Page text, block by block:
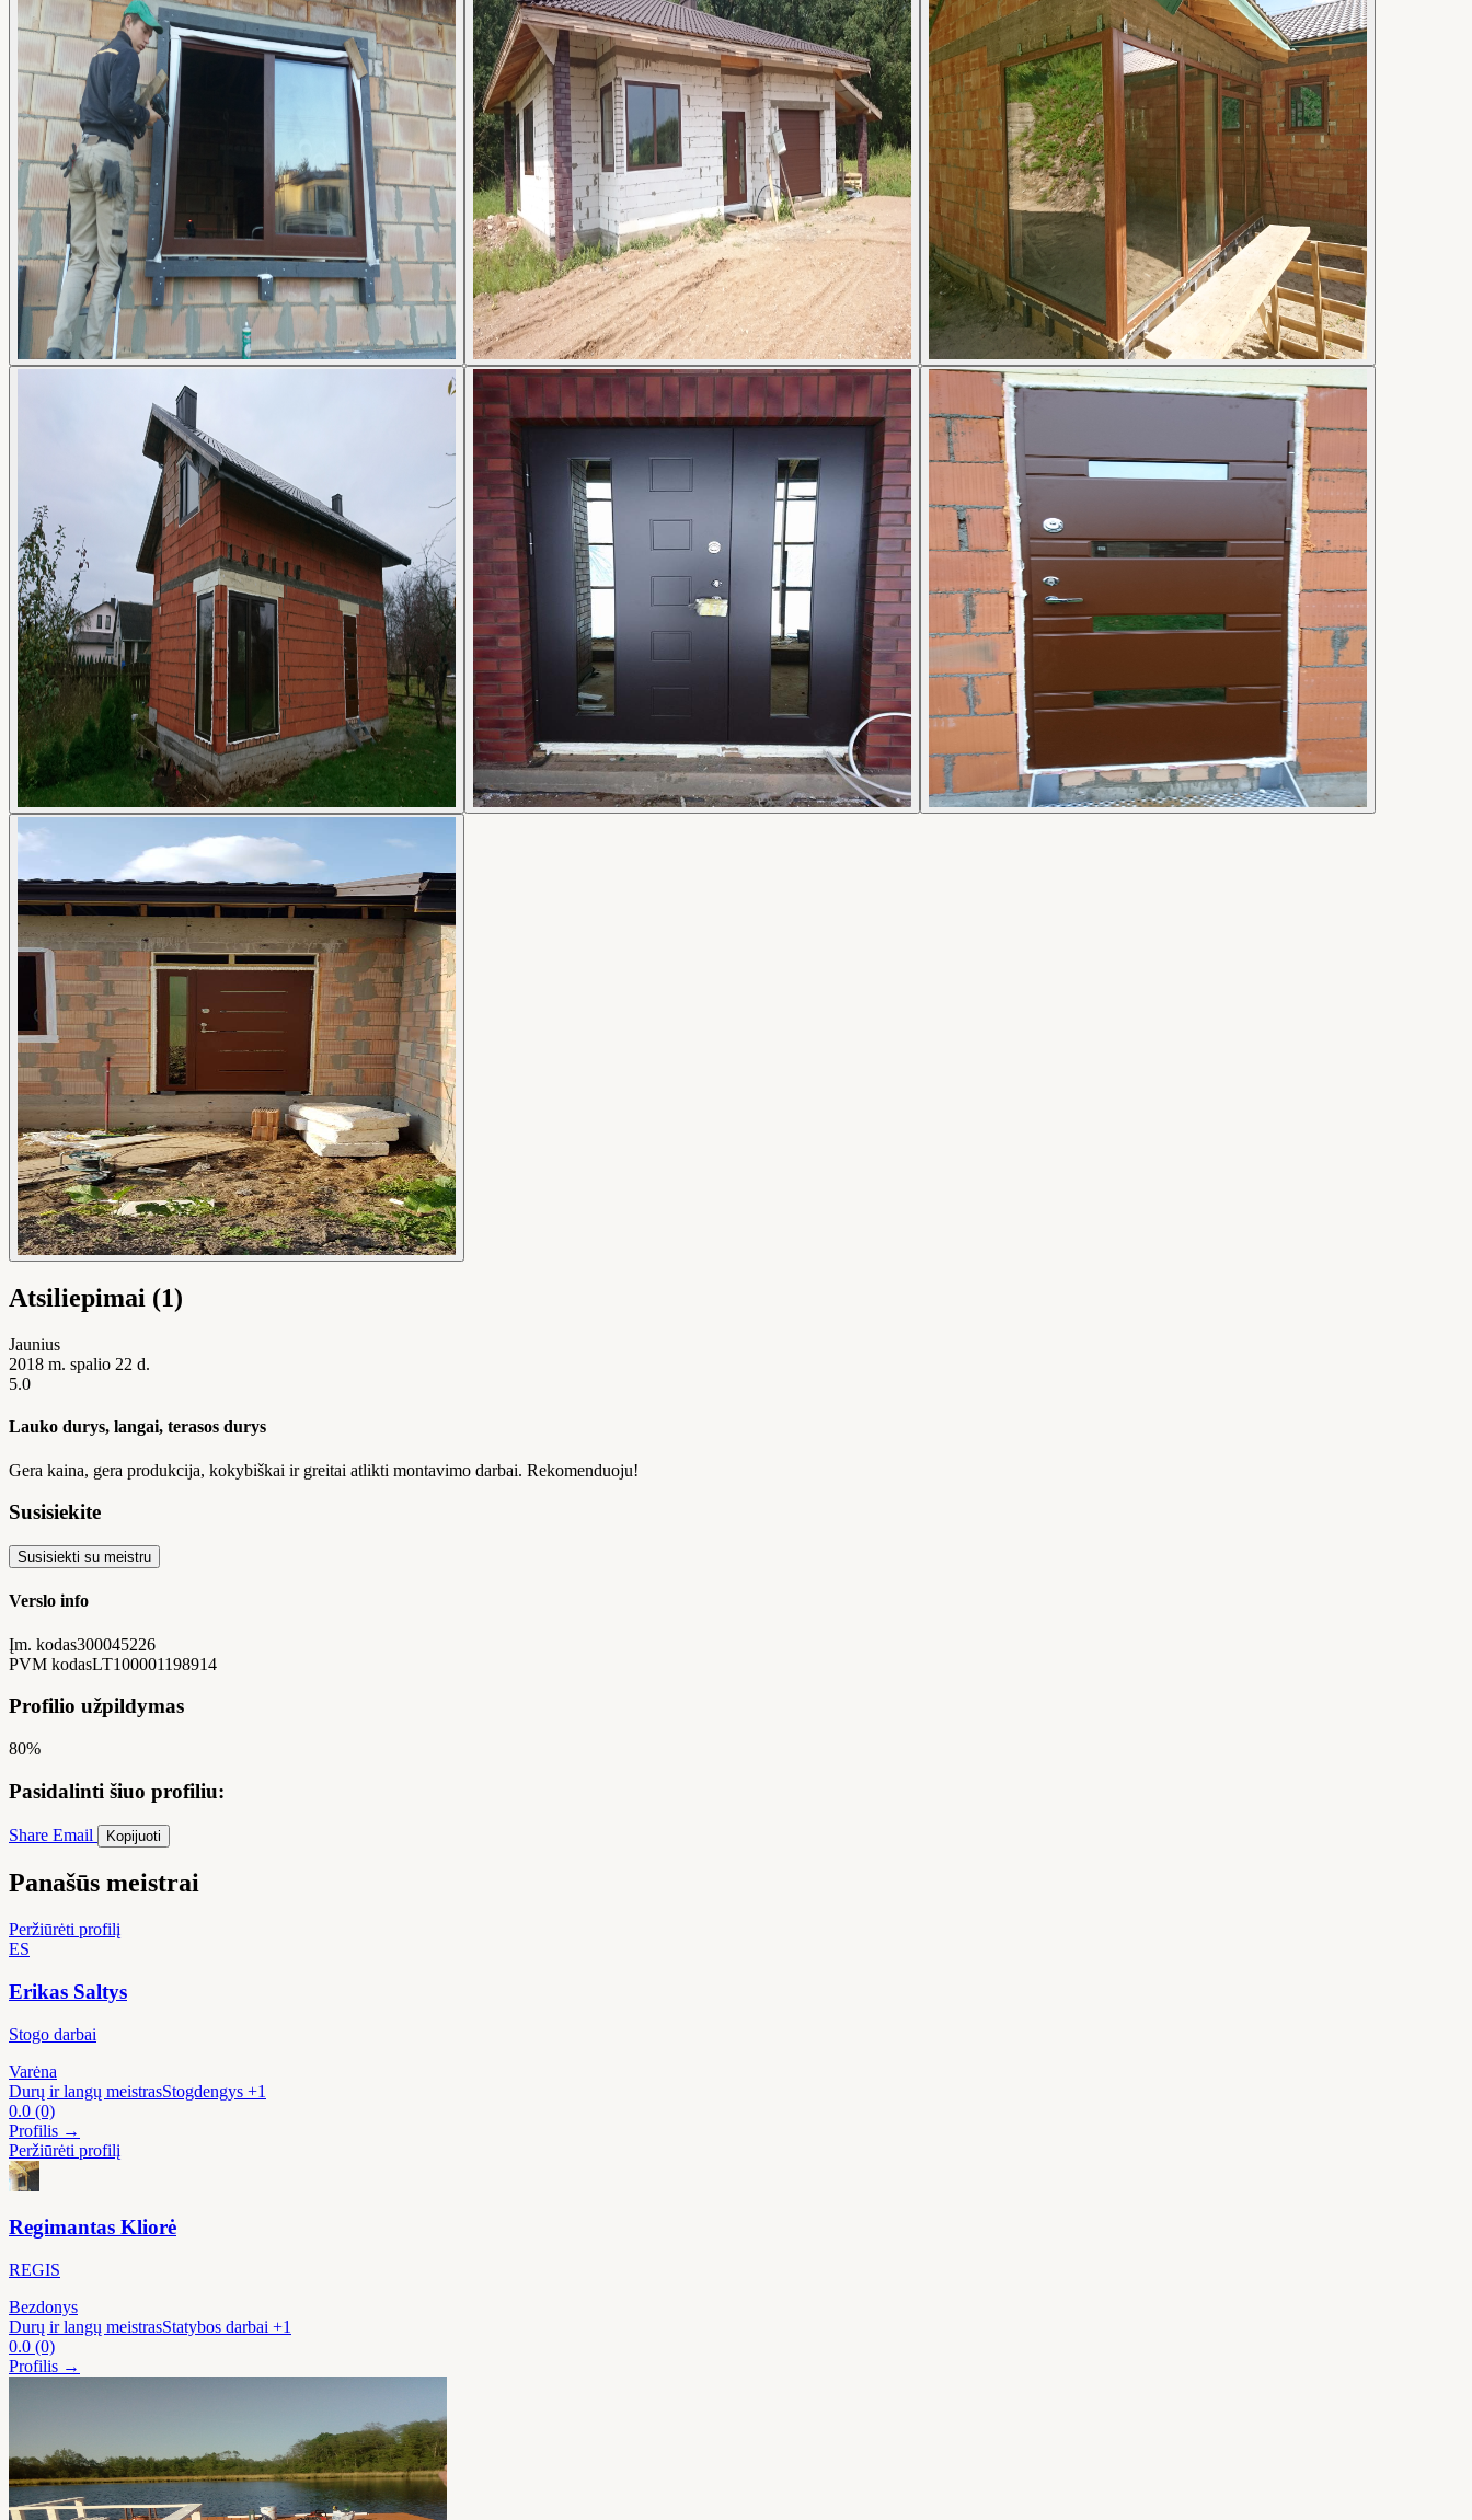
Atsiliepimai (1)
Jaunius
2018 m. spalio 22 d.
5.0
Lauko durys, langai, terasos durys
Gera kaina, gera produkcija, kokybiškai ir greitai atlikti montavimo darbai. Rekomenduoju!
Susisiekite
Susisiekti su meistru
Verslo info
Įm. kodas300045226
PVM kodasLT100001198914
Profilio užpildymas
80%
Pasidalinti šiuo profiliu:
Share Email Kopijuoti
Panašūs meistrai
Peržiūrėti profilį
ES
Erikas Saltys
Stogo darbai
Varėna
Durų ir langų meistrasStogdengys +1
0.0 (0)
Profilis →
Peržiūrėti profilį
Regimantas Kliorė
REGIS
Bezdonys
Durų ir langų meistrasStatybos darbai +1
0.0 (0)
Profilis →